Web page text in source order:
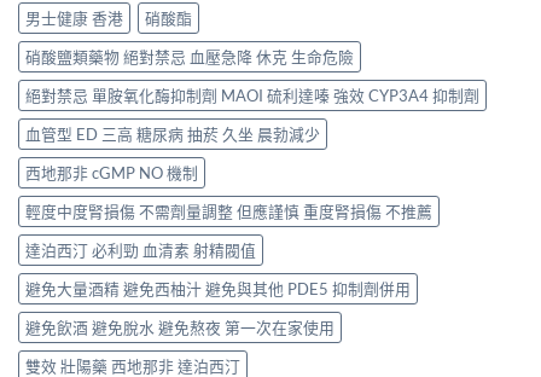
男士健康 香港
硝酸酯
硝酸鹽類藥物 絕對禁忌 血壓急降 休克 生命危險
絕對禁忌 單胺氧化酶抑制劑 MAOI 硫利達嗪 強效 CYP3A4 抑制劑
血管型 ED 三高 糖尿病 抽菸 久坐 晨勃減少
西地那非 cGMP NO 機制
輕度中度腎損傷 不需劑量調整 但應謹慎 重度腎損傷 不推薦
達泊西汀 必利勁 血清素 射精閥值
避免大量酒精 避免西柚汁 避免與其他 PDE5 抑制劑併用
避免飲酒 避免脫水 避免熬夜 第一次在家使用
雙效 壯陽藥 西地那非 達泊西汀